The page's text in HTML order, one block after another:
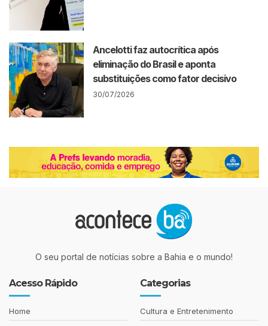
Ancelotti faz autocrítica após
eliminação do Brasil e aponta
substituições como fator decisivo
30/07/2026
O seu portal de notícias sobre a Bahia e o mundo!
Acesso Rápido
Home
Categorias
Cultura e Entretenimento